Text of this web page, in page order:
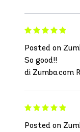
Posted on
So good!!
di Zumba.com
Posted on